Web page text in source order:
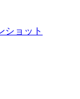
ショット